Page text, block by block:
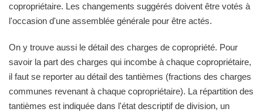
copropriétaire. Les changements suggérés doivent être votés à
l'occasion d'une assemblée générale pour être actés.
On y trouve aussi le détail des charges de copropriété. Pour
savoir la part des charges qui incombe à chaque copropriétaire,
il faut se reporter au détail des tantièmes (fractions des charges
communes revenant à chaque copropriétaire). La répartition des
tantièmes est indiquée dans l'état descriptif de division, un